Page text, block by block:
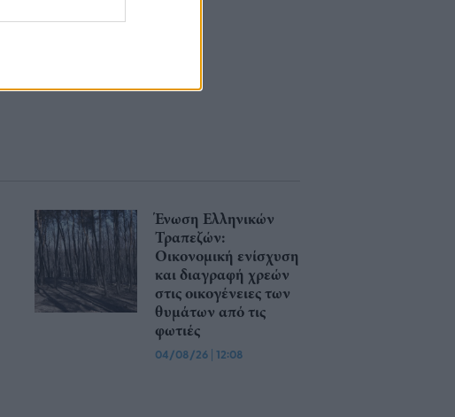
Ένωση Ελληνικών
Τραπεζών:
Οικονομική ενίσχυση
και διαγραφή χρεών
στις οικογένειες των
θυμάτων από τις
φωτιές
04/08/26 | 12:08